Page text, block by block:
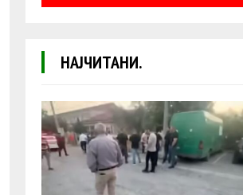
НАЈЧИТАНИ.